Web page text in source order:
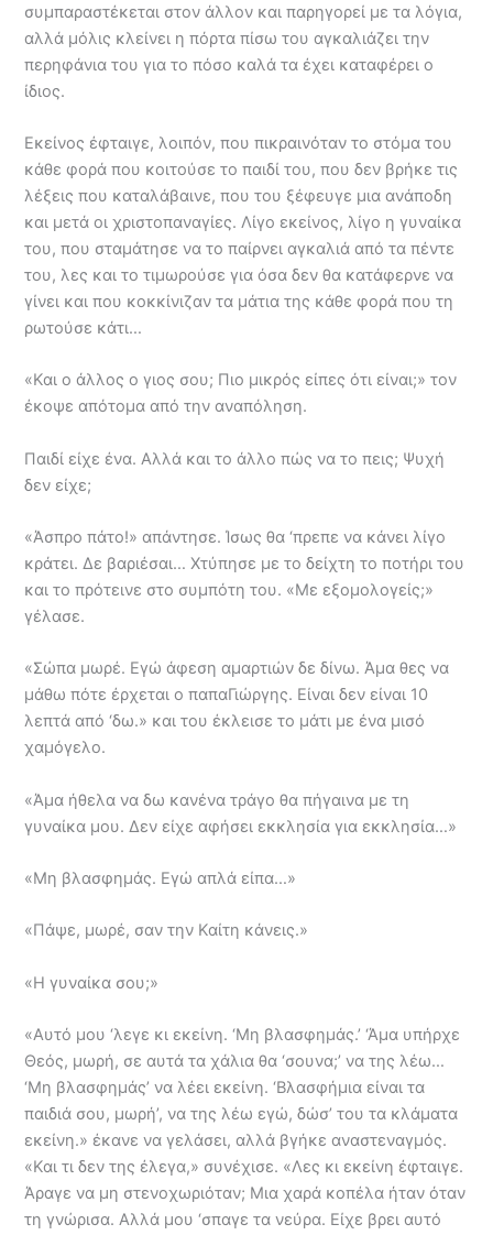
συμπαραστέκεται στον άλλον και παρηγορεί με τα λόγια,
αλλά μόλις κλείνει η πόρτα πίσω του αγκαλιάζει την
περηφάνια του για το πόσο καλά τα έχει καταφέρει ο
ίδιος.
Εκείνος έφταιγε, λοιπόν, που πικραινόταν το στόμα του
κάθε φορά που κοιτούσε το παιδί του, που δεν βρήκε τις
λέξεις που καταλάβαινε, που του ξέφευγε μια ανάποδη
και μετά οι χριστοπαναγίες. Λίγο εκείνος, λίγο η γυναίκα
του, που σταμάτησε να το παίρνει αγκαλιά από τα πέντε
του, λες και το τιμωρούσε για όσα δεν θα κατάφερνε να
γίνει και που κοκκίνιζαν τα μάτια της κάθε φορά που τη
ρωτούσε κάτι…
«Και ο άλλος ο γιος σου; Πιο μικρός είπες ότι είναι;» τον
έκοψε απότομα από την αναπόληση.
Παιδί είχε ένα. Αλλά και το άλλο πώς να το πεις; Ψυχή
δεν είχε;
«Άσπρο πάτο!» απάντησε. Ίσως θα ‘πρεπε να κάνει λίγο
κράτει. Δε βαριέσαι… Χτύπησε με το δείχτη το ποτήρι του
και το πρότεινε στο συμπότη του. «Με εξομολογείς;»
γέλασε.
«Σώπα μωρέ. Εγώ άφεση αμαρτιών δε δίνω. Άμα θες να
μάθω πότε έρχεται ο παπαΓιώργης. Είναι δεν είναι 10
λεπτά από ‘δω.» και του έκλεισε το μάτι με ένα μισό
χαμόγελο.
«Άμα ήθελα να δω κανένα τράγο θα πήγαινα με τη
γυναίκα μου. Δεν είχε αφήσει εκκλησία για εκκλησία…»
«Μη βλασφημάς. Εγώ απλά είπα…»
«Πάψε, μωρέ, σαν την Καίτη κάνεις.»
«Η γυναίκα σου;»
«Αυτό μου ‘λεγε κι εκείνη. ‘Μη βλασφημάς.’ ‘Άμα υπήρχε
Θεός, μωρή, σε αυτά τα χάλια θα ‘σουνα;’ να της λέω…
‘Μη βλασφημάς’ να λέει εκείνη. ‘Βλασφήμια είναι τα
παιδιά σου, μωρή’, να της λέω εγώ, δώσ’ του τα κλάματα
εκείνη.» έκανε να γελάσει, αλλά βγήκε αναστεναγμός.
«Και τι δεν της έλεγα,» συνέχισε. «Λες κι εκείνη έφταιγε.
Άραγε να μη στενοχωριόταν; Μια χαρά κοπέλα ήταν όταν
τη γνώρισα. Αλλά μου ‘σπαγε τα νεύρα. Είχε βρει αυτό